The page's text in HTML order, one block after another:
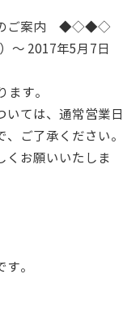
のご案内 ◆◇◆◇
～ 2017年5月7日
す。
いては、通常営業日
ご了承ください。
くお願いいたしま
す。